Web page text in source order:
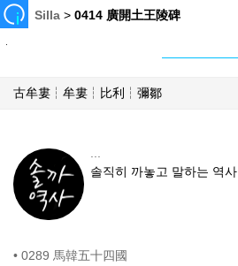
Silla >0414 廣開土王陵碑
古牟婁┆牟婁┆比利┆彌鄒
...
솔직히 까놓고 말하는 역사
• 0289 馬韓五十四國